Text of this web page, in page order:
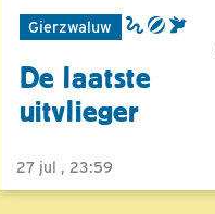
Gierzwaluw
De laatste
uitvlieger
27 jul , 23:59